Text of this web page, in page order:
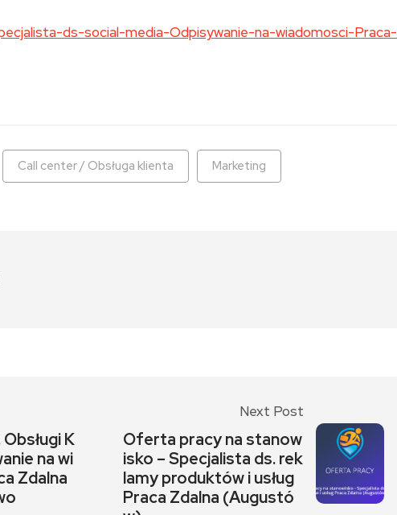
ds-social-media-Odpisywanie-na-wiadomosci-Praca-
Call center / Obsługa klienta Marketing
K
na wi
Zdalna
Next Post
Oferta pracy na stanow
isko – Specjalista ds. rek
lamy produktów i usług
Praca Zdalna (Augustó